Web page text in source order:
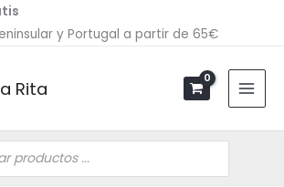
y Portugal a partir de 65€
Rita